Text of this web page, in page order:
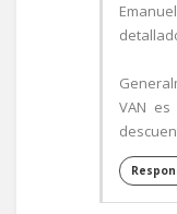
VAN